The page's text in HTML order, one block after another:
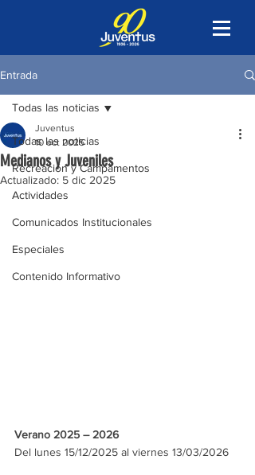
Entrada
Todas las noticias
Recreación y Campamentos
Actividades
Comunicados Institucionales
Especiales
Contenido Informativo
Todas las noticias
Medianos y Juveniles
Juventus
10 oct 2025
Actualizado: 5 dic 2025
Verano 2025 – 2026
Del lunes 15/12/2025 al viernes 13/03/2026